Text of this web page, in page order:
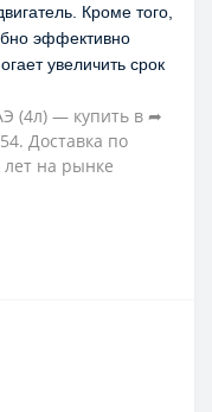
Кроме того,
эффективно
увеличить срок
(4л) — купить в ➦
Доставка по
на рынке